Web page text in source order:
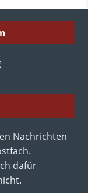
Nachrichten
dafür